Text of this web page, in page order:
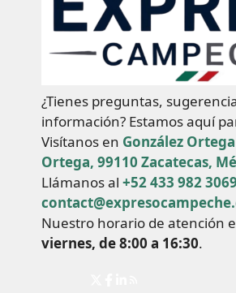
¿Tienes preguntas,
información? Estamos aquí
Visítanos en González
Ortega, 99110 Zacatecas,
Llámanos al +52 433 982 3069
Nuestro horario de atención
viernes, de 8:00 a 16:30.